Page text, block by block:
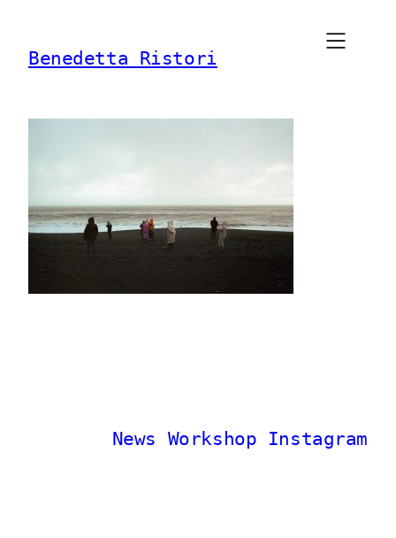
contenuto
Benedetta Ristori
News Workshop Instagram